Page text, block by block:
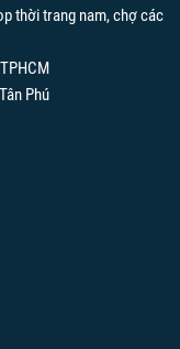
thời trang nam, chợ các
Phú